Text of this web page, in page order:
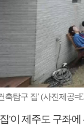
축탐구 집' (사진제공
'이 제주도 구좌